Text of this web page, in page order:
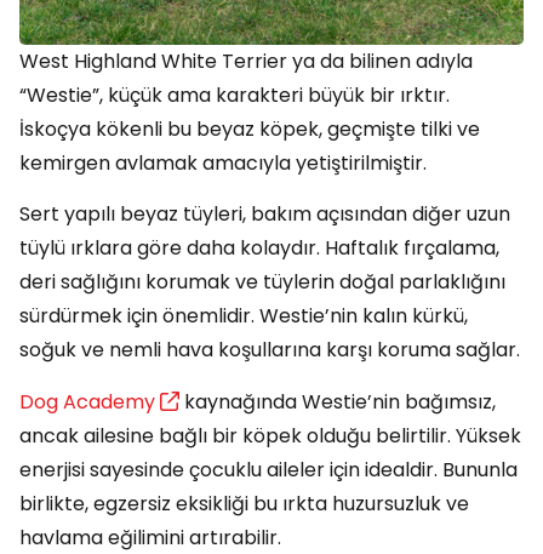
West Highland White Terrier ya da bilinen adıyla
“Westie”, küçük ama karakteri büyük bir ırktır.
İskoçya kökenli bu beyaz köpek, geçmişte tilki ve
kemirgen avlamak amacıyla yetiştirilmiştir.
Sert yapılı beyaz tüyleri, bakım açısından diğer uzun
tüylü ırklara göre daha kolaydır. Haftalık fırçalama,
deri sağlığını korumak ve tüylerin doğal parlaklığını
sürdürmek için önemlidir. Westie’nin kalın kürkü,
soğuk ve nemli hava koşullarına karşı koruma sağlar.
Dog Academy
kaynağında Westie’nin bağımsız,
ancak ailesine bağlı bir köpek olduğu belirtilir. Yüksek
enerjisi sayesinde çocuklu aileler için idealdir. Bununla
birlikte, egzersiz eksikliği bu ırkta huzursuzluk ve
havlama eğilimini artırabilir.